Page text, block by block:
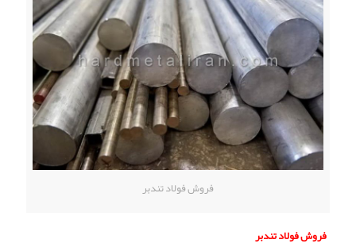
فروش فولاد تندبر
فروش فولاد تندبر